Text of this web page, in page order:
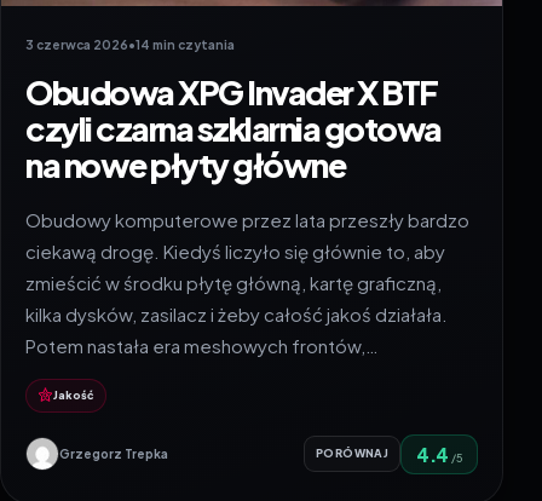
3 czerwca 2026•14 min czytania
Obudowa XPG Invader X BTF
czyli czarna szklarnia gotowa
na nowe płyty główne
Obudowy komputerowe przez lata przeszły bardzo
ciekawą drogę. Kiedyś liczyło się głównie to, aby
zmieścić w środku płytę główną, kartę graficzną,
kilka dysków, zasilacz i żeby całość jakoś działała.
Potem nastała era meshowych frontów,…
Jakość
Grzegorz Trepka PORÓWNAJ 4.4 /5